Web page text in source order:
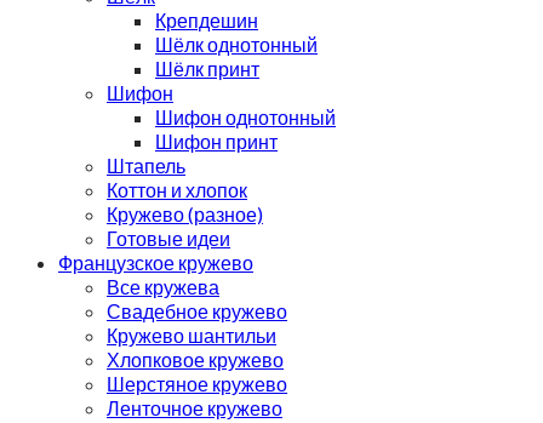
Крепдешин
Шёлк однотонный
Шёлк принт
Шифон
Шифон однотонный
Шифон принт
Штапель
Коттон и хлопок
Кружево (разное)
Готовые идеи
Французское кружево
Все кружева
Свадебное кружево
Кружево шантильи
Хлопковое кружево
Шерстяное кружево
Ленточное кружево